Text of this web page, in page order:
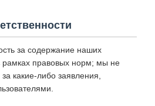
за содержание наших
рамках правовых норм; мы не
какие-либо заявления,